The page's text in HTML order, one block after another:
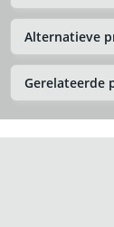
Alternatieve
Gerelateerde